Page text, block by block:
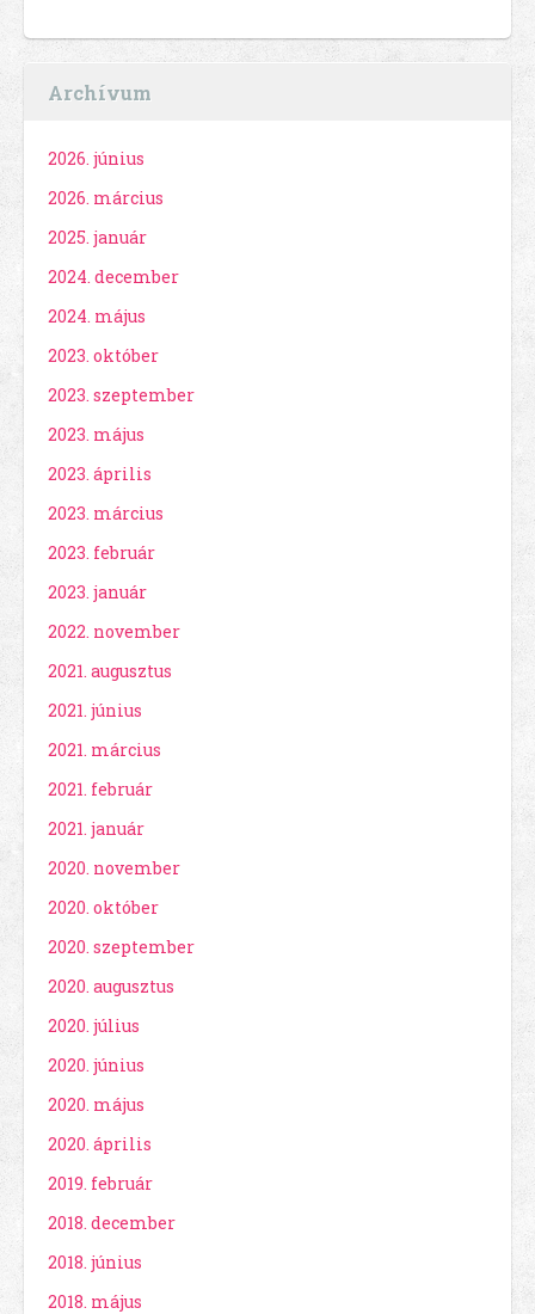
Archívum
2026. június
2026. március
2025. január
2024. december
2024. május
2023. október
2023. szeptember
2023. május
2023. április
2023. március
2023. február
2023. január
2022. november
2021. augusztus
2021. június
2021. március
2021. február
2021. január
2020. november
2020. október
2020. szeptember
2020. augusztus
2020. július
2020. június
2020. május
2020. április
2019. február
2018. december
2018. június
2018. május